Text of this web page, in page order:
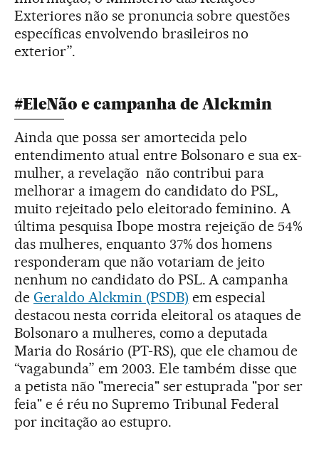
Exteriores não se pronuncia sobre questões
específicas envolvendo brasileiros no
exterior”.
#EleNão e campanha de Alckmin
Ainda que possa ser amortecida pelo
entendimento atual entre Bolsonaro e sua ex-
mulher, a revelação não contribui para
melhorar a imagem do candidato do PSL,
muito rejeitado pelo eleitorado feminino. A
última pesquisa Ibope mostra rejeição de 54%
das mulheres, enquanto 37% dos homens
responderam que não votariam de jeito
nenhum no candidato do PSL. A campanha
de Geraldo Alckmin (PSDB) em especial
destacou nesta corrida eleitoral os ataques de
Bolsonaro a mulheres, como a deputada
Maria do Rosário (PT-RS), que ele chamou de
“vagabunda” em 2003. Ele também disse que
a petista não "merecia" ser estuprada "por ser
feia" e é réu no Supremo Tribunal Federal
por incitação ao estupro.